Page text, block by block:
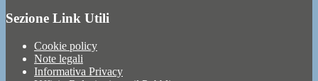
Sezione Link Utili
Cookie policy
Note legali
Informativa Privacy